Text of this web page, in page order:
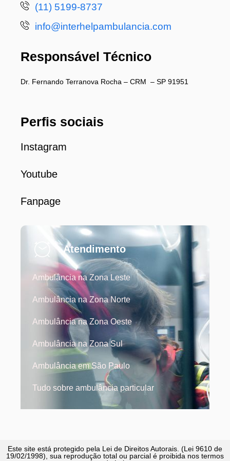
(11) 5199-8737
info@interhelpambulancia.com
Responsável Técnico
Dr. Fernando Terranova Rocha – CRM – SP 91951
Perfis sociais
Instagram
Youtube
Fanpage
Atendimento
Ambulância na Zona Leste
Ambulância na Zona Norte
Ambulância na Zona Oeste
Ambulância na Zona Sul
Ambulância em São Paulo
Tudo sobre ambulância particular
Este site está protegido pela Lei de Direitos Autorais. (Lei 9610 de
19/02/1998), sua reprodução total ou parcial é proibida nos termos